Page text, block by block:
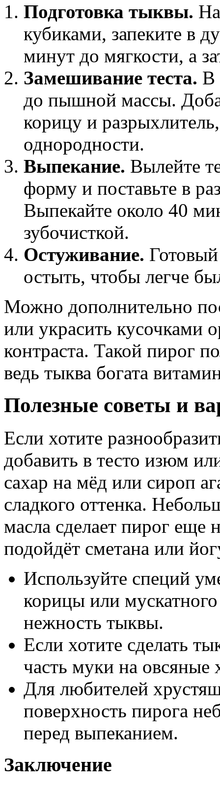
Подготовка тыквы.
кубиками, запеките в
минут до мягкости, а
Замешивание теста. В
до пышной массы.
корицу и
однородности.
Выпекание. Вылейте
форму и поставьте в
Выпекайте около 40
зубочисткой.
Остуживание.
остыть, чтобы легче
Можно дополнительно
или украсить кусочками
контраста. Такой пирог
ведь тыква богата
Полезные советы и
Если хотите
добавить в тесто изюм
сахар на мёд или сироп
сладкого оттенка.
масла сделает пирог еще
подойдёт сметана или
Используйте специй
корицы или
нежность тыквы.
Если хотите сделать
часть муки на овсяные
Для любителей
поверхность пирога
перед выпеканием.
Заключение